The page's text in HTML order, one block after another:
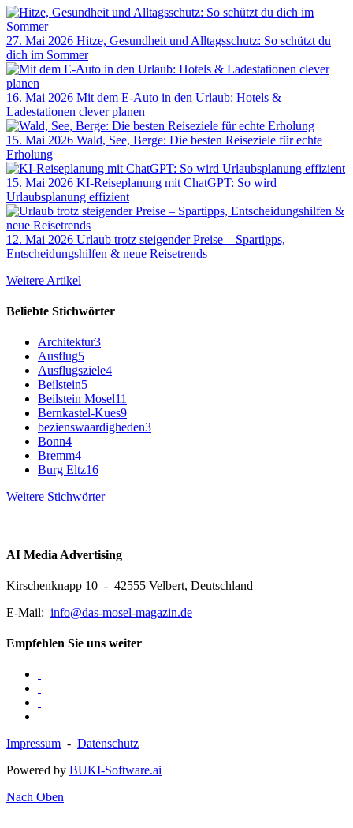
27. Mai 2026 Hitze, Gesundheit und Alltagsschutz: So schützt du
dich im Sommer
16. Mai 2026 Mit dem E-Auto in den Urlaub: Hotels &
Ladestationen clever planen
15. Mai 2026 Wald, See, Berge: Die besten Reiseziele für echte
Erholung
15. Mai 2026 KI-Reiseplanung mit ChatGPT: So wird
Urlaubsplanung effizient
12. Mai 2026 Urlaub trotz steigender Preise – Spartipps,
Entscheidungshilfen & neue Reisetrends
Weitere Artikel
Beliebte Stichwörter
Architektur3
Ausflug5
Ausflugsziele4
Beilstein5
Beilstein Mosel11
Bernkastel-Kues9
bezienswaardigheden3
Bonn4
Bremm4
Burg Eltz16
Weitere Stichwörter
AI Media Advertising
Kirschenknapp 10 - 42555 Velbert, Deutschland
E-Mail: info@das-mosel-magazin.de
Empfehlen Sie uns weiter
Impressum - Datenschutz
Powered by BUKI-Software.ai
Nach Oben